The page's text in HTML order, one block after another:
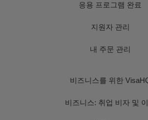
응용 프로그램 완료
지원자 관리
내 주문 관리
비즈니스를 위한
비즈니스: 취업 비자 및